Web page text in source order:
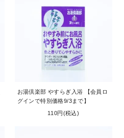
お湯倶楽部 やすらぎ入浴 【会員ロ
グインで特別価格9/3まで】
110円(税込)